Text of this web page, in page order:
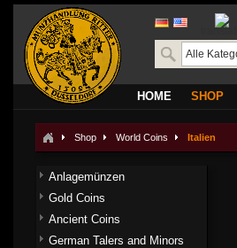
translate
HOME SHOP
Shop World Coins Italien
Anlagemünzen
Gold Coins
Ancient Coins
German Talers and Minors